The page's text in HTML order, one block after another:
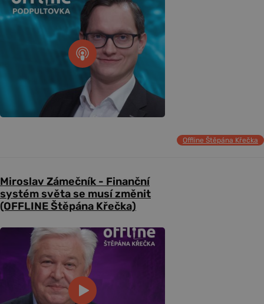
Offline Štěpána Křečka
Miroslav Zámečník - Finanční
systém světa se musí změnit
(OFFLINE Štěpána Křečka)